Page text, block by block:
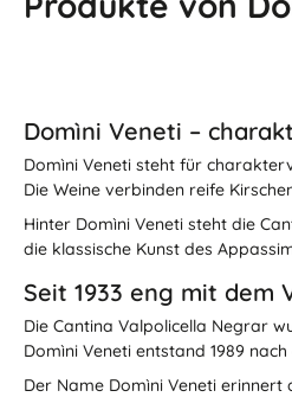
Domìni Veneti –
Domìni Veneti steht für
Die Weine verbinden reife
Hinter Domìni Veneti steht die
die klassische Kunst des
Seit 1933 eng mit dem
Die Cantina Valpolicella Negrar
Domìni Veneti entstand 1989
Der Name Domìni Veneti erinnert